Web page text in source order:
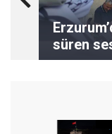
süren